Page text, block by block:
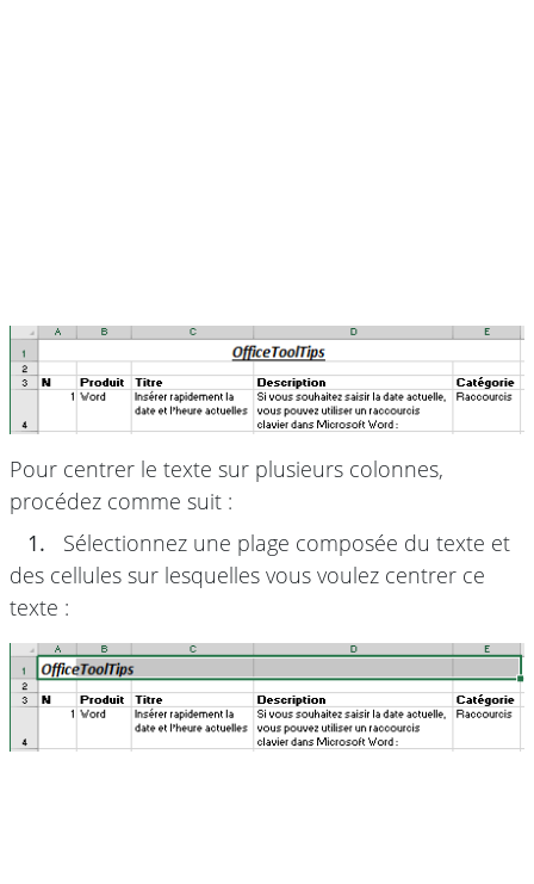
Pour centrer le texte sur plusieurs colonnes,
procédez comme suit :
1.
Sélectionnez une plage composée du texte et
des cellules sur lesquelles vous voulez centrer ce
texte :